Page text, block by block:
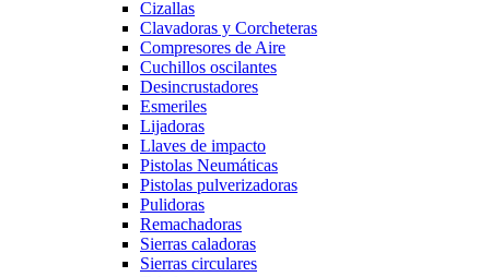
Cizallas
Clavadoras y Corcheteras
Compresores de Aire
Cuchillos oscilantes
Desincrustadores
Esmeriles
Lijadoras
Llaves de impacto
Pistolas Neumáticas
Pistolas pulverizadoras
Pulidoras
Remachadoras
Sierras caladoras
Sierras circulares